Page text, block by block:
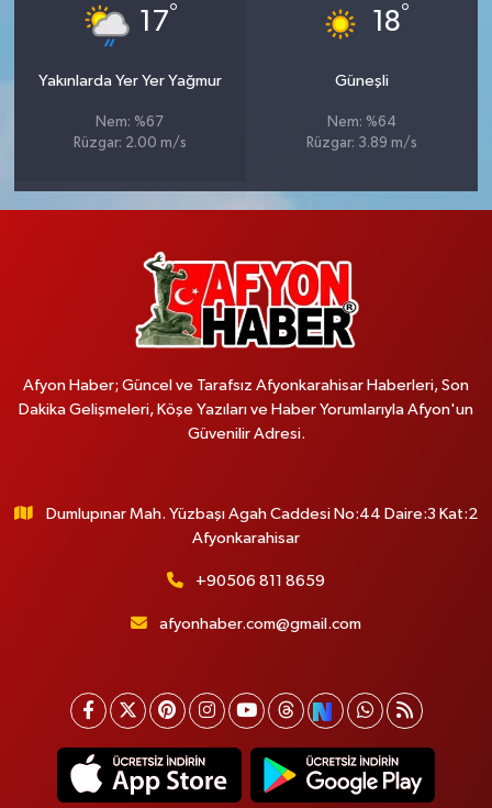
17°
Yakınlarda Yer Yer Yağmur
Nem: %67
Rüzgar: 2.00 m/s
18°
Güneşli
Nem: %64
Rüzgar: 3.89 m/s
Afyon Haber; Güncel ve Tarafsız Afyonkarahisar Haberleri, Son
Dakika Gelişmeleri, Köşe Yazıları ve Haber Yorumlarıyla Afyon'un
Güvenilir Adresi.
Dumlupınar Mah. Yüzbaşı Agah Caddesi No:44 Daire:3 Kat:2
Afyonkarahisar
+90506 811 8659
afyonhaber.com@gmail.com